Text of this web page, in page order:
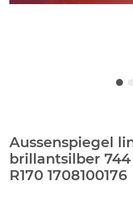
Aussenspiegel
brillantsilber 744
R170 1708100176